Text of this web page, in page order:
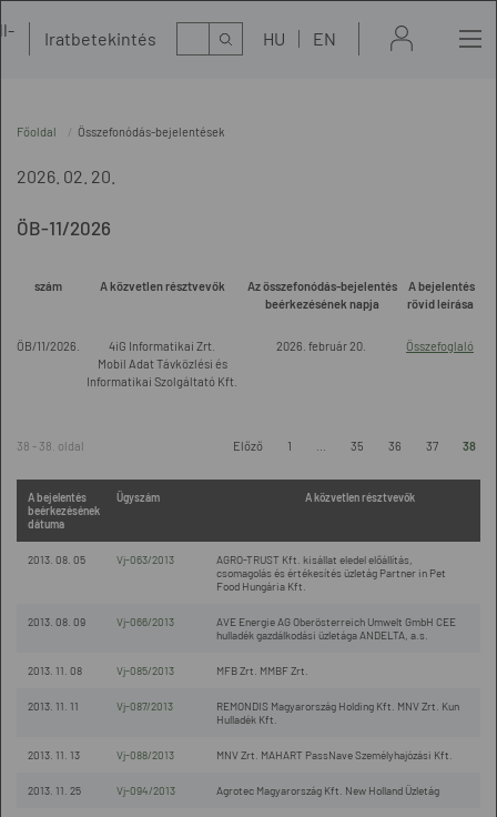
Iratbetekintés Kereső HU EN
Főoldal Összefonódás-bejelentések
2026. 02. 20.
ÖB-11/2026
szám A közvetlen résztvevők
Az összefonódás-bejelentés
beérkezésének napja
A bejelentés
rövid leírása
ÖB/11/2026.
4iG Informatikai Zrt.
Mobil Adat Távközlési és
Informatikai Szolgáltató Kft.
2026. február 20. Összefoglaló
38 - 38. oldal Előző 1 35 36 37 38
A bejelentés
beérkezésének
dátuma
Ügyszám A közvetlen résztvevők
2013. 08. 05 Vj-063/2013
AGRO-TRUST Kft. kisállat eledel előállítás,
csomagolás és értékesítés üzletág Partner in Pet
Food Hungária Kft.
2013. 08. 09 Vj-066/2013
AVE Energie AG Oberösterreich Umwelt GmbH CEE
hulladék gazdálkodási üzletága ANDELTA, a.s.
2013. 11. 08 Vj-085/2013 MFB Zrt. MMBF Zrt.
2013. 11. 11 Vj-087/2013
REMONDIS Magyarország Holding Kft. MNV Zrt. Kun
Hulladék Kft.
2013. 11. 13 Vj-088/2013 MNV Zrt. MAHART PassNave Személyhajózási Kft.
2013. 11. 25 Vj-094/2013 Agrotec Magyarország Kft. New Holland Üzletág